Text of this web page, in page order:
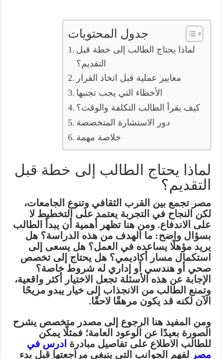
جدول المحتويات
لماذا يحتاج الطالب إلى خطة قبل
التقديم؟
معايير عملية قبل اتخاذ القرار
الأخطاء التي يجب تجنبها
كيف يقرأ الطالب التكلفة والوقت؟
دور الاستشارة المتخصصة
خلاصة مهمة
لماذا يحتاج الطالب إلى خطة قبل
التقديم؟
مصر تجمع بين القرب الثقافي وتنوع الجامعات،
لكن النجاح في التجربة يعتمد على التخطيط لا
على الاندفاع. ومن هنا تظهر أهمية أن يبدأ الطالب
بسؤال واضح: ما الهدف من هذه الدراسة؟ هل
يريد مؤهلًا يساعده في العمل؟ هل يسعى إلى
استكمال مسار أكاديمي؟ هل يحتاج إلى تخصص
صحي أو هندسي أو إداري له شروط خاصة؟
الإجابة عن هذه الأسئلة تجعل الاختيار أكثر واقعية،
وتمنع الطالب من الانجذاب إلى خيار يبدو مريحًا
الآن لكنه قد يكون مرهقًا لاحقًا.
ومن المفيد هنا الرجوع إلى مصدر متخصص يشرح
الصورة بعيدًا عن الوعود العامة؛ فمثلًا يمكن
للطالب الاطلاع على تفاصيل مبادرة ادرس في
مصر لفهم الجوانب التي ينبغي مراجعتها قبل بدء